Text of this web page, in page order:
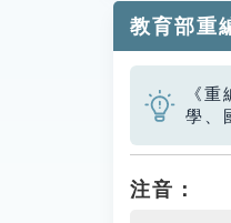
教育部重
《
學、
注音：